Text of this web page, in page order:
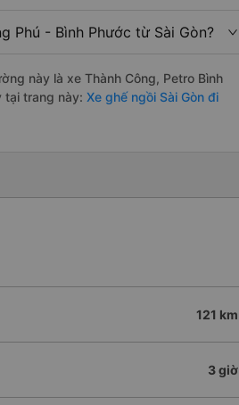
Phú - Bình Phước từ Sài Gòn?
này là xe Thành Công, Petro Bình
tại trang này: Xe ghế ngồi Sài Gòn đi
121 km
3 giờ